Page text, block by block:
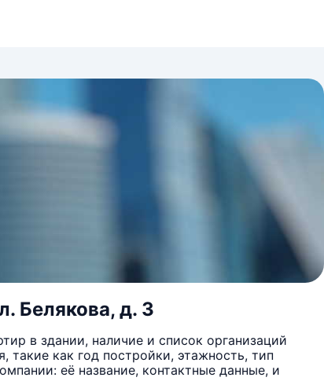
Белякова, д. 3
в здании, наличие и список организаций
как год постройки, этажность, тип
её название, контактные данные, и